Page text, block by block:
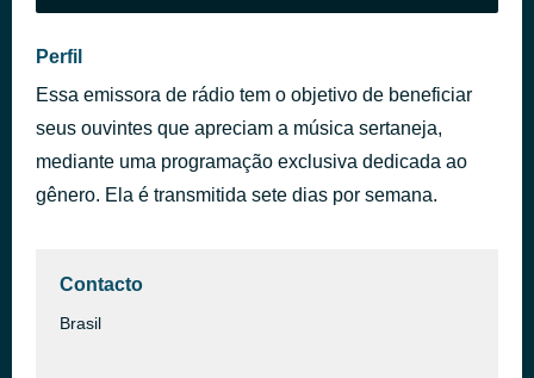
Perfil
Essa emissora de rádio tem o objetivo de beneficiar
seus ouvintes que apreciam a música sertaneja,
mediante uma programação exclusiva dedicada ao
gênero. Ela é transmitida sete dias por semana.
Contacto
Brasil